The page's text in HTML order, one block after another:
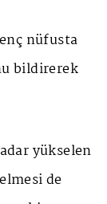
nüfusta
bildirerek
yükselen
de